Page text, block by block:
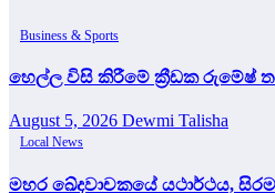
Business & Sports
හෙල්ල විසි කිරීමේ ක්‍රීඩක රුමේෂ්
August 5, 2026 Dewmi Talisha
Local News
මහර ඛේදවාචකයේ යථාර්ථය,